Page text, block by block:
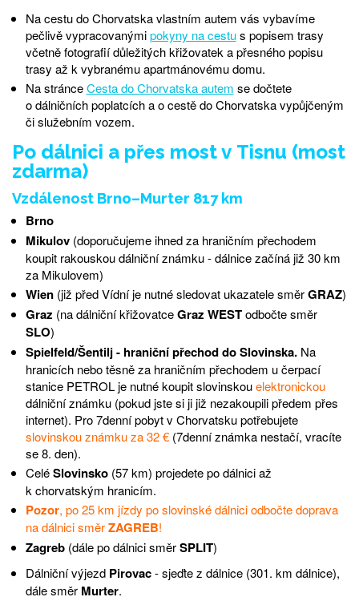
Na cestu do Chorvatska vlastním autem vás vybavíme
pečlivě vypracovanýmipokyny na cestus popisem trasy
včetně fotografií důležitých křižovatek a přesného popisu
trasy až k vybranému apartmánovému domu.
Na stránceCesta do Chorvatska autem se dočtete
o dálničních poplatcích a o cestě do Chorvatska vypůjčeným
či služebním vozem.
Po dálnici a přes most v Tisnu (most
zdarma)
Vzdálenost Brno–Murter 817 km
Brno
Mikulov(doporučujeme ihned za hraničním přechodem
koupit rakouskou dálniční známku - dálnice začíná již 30 km
za Mikulovem)
Wien(již před Vídní je nutné sledovat ukazatele směrGRAZ)
Graz (na dálniční křižovatceGraz WESTodbočte směr
SLO)
Spielfeld/Šentilj - hraniční přechod do Slovinska. Na
hranicích nebo těsně za hraničním přechodem u čerpací
stanice PETROL je nutné koupit slovinskouelektronickou
dálniční známku (pokud jste si ji již nezakoupili předem přes
internet). Pro 7denní pobyt v Chorvatsku potřebujete
slovinskou známku za 32 €(7denní známka nestačí, vracíte
se 8. den).
CeléSlovinsko(57 km) projedete po dálnici až
k chorvatským hranicím.
Pozor, po 25 km jízdy po slovinské dálnici odbočte doprava
na dálnici směrZAGREB!
Zagreb(dále po dálnici směrSPLIT)
Dálniční výjezdPirovac- sjeďte z dálnice (301. km dálnice),
dále směr Murter.